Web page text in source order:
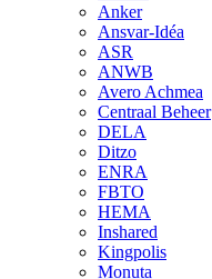
Anker
Ansvar-Idéa
ASR
ANWB
Avero Achmea
Centraal Beheer
DELA
Ditzo
ENRA
FBTO
HEMA
Inshared
Kingpolis
Monuta